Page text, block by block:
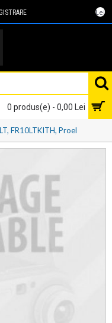
Lei
0 produs(e) - 0,00 Lei
FR10LTKITH, Proel